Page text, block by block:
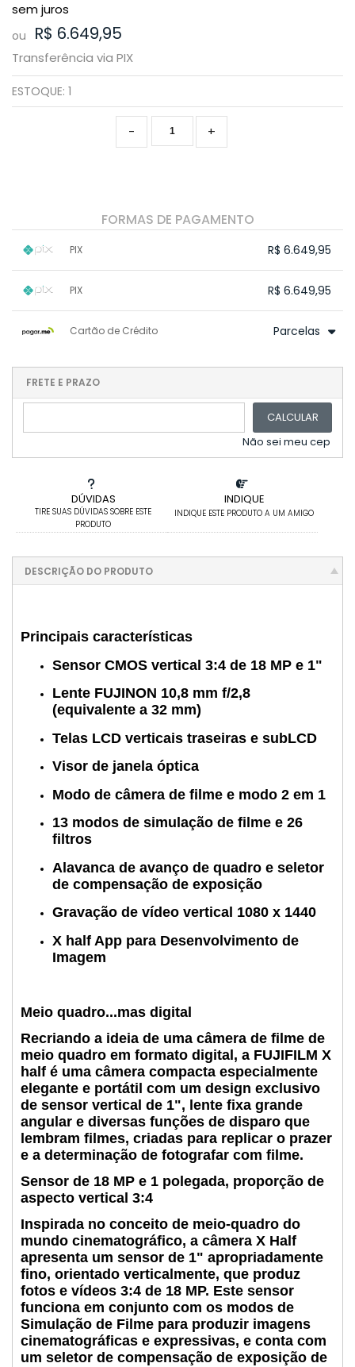
DÚVIDAS
TIRE SUAS DÚVIDAS SOBRE ESTE
PRODUTO
INDIQUE
INDIQUE ESTE PRODUTO A UM AMIGO
sem juros
ou R$ 6.649,95
Transferência via PIX
ESTOQUE: 1
+
-
FORMAS DE PAGAMENTO
PIX R$ 6.649,95
PIX R$ 6.649,95
.
Cartão de Crédito Parcelas
2x sem juros de R$ 3.499,98
3x sem juros de R$ 2.333,32
5x sem juros de R$ 1.399,99
.
.
FRETE E PRAZO
CALCULAR
Não sei meu cep
DESCRIÇÃO DO PRODUTO
Principais características
Sensor CMOS vertical 3:4 de 18 MP e 1"
Lente FUJINON 10,8 mm f/2,8
(equivalente a 32 mm)
Telas LCD verticais traseiras e subLCD
Visor de janela óptica
Modo de câmera de filme e modo 2 em 1
13 modos de simulação de filme e 26
filtros
Alavanca de avanço de quadro e seletor
de compensação de exposição
Gravação de vídeo vertical 1080 x 1440
X half App para Desenvolvimento de
Imagem
Meio quadro...mas digital
Recriando a ideia de uma câmera de filme de
meio quadro em formato digital, a FUJIFILM X
half é uma câmera compacta especialmente
elegante e portátil com um design exclusivo
de sensor vertical de 1", lente fixa grande
angular e diversas funções de disparo que
lembram filmes, criadas para replicar o prazer
e a determinação de fotografar com filme.
Sensor de 18 MP e 1 polegada, proporção de
aspecto vertical 3:4
Inspirada no conceito de meio-quadro do
mundo cinematográfico, a câmera X Half
apresenta um sensor de 1" apropriadamente
fino, orientado verticalmente, que produz
fotos e vídeos 3:4 de 18 MP. Este sensor
funciona em conjunto com os modos de
Simulação de Filme para produzir imagens
cinematográficas e expressivas, e conta com
um seletor de compensação de exposição de